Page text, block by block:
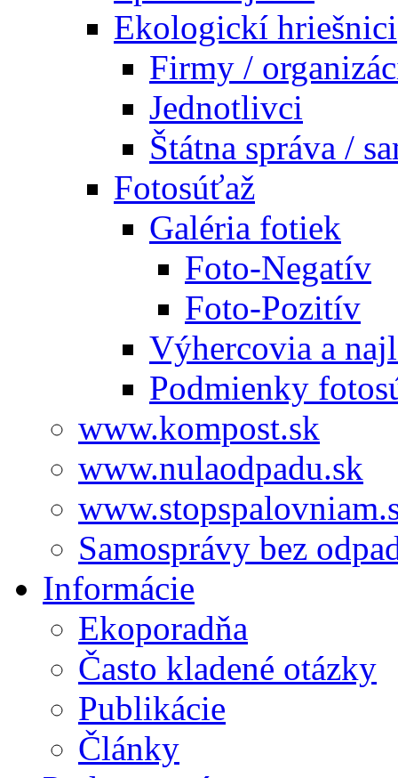
Ekologickí hriešnici
Firmy /
Jednotlivci
Štátna správa /
Fotosúťaž
Galéria fotiek
Foto-Negatív
Foto-Pozitív
Výhercovia a
Podmienky
www.kompost.sk
www.nulaodpadu.sk
Samosprávy bez
Informácie
Ekoporadňa
Často kladené otázky
Publikácie
Články